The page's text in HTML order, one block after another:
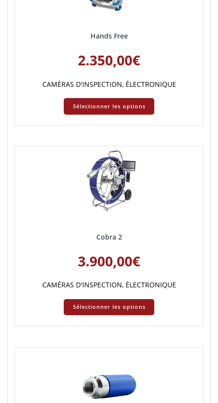
Hands Free
2.350,00€
CAMÉRAS D'INSPECTION, ÉLECTRONIQUE
Sélectionner les options
Cobra 2
3.900,00€
CAMÉRAS D'INSPECTION, ÉLECTRONIQUE
Sélectionner les options